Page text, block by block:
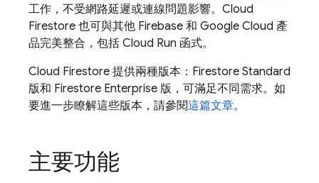
工作，不受網路延遲或連線問題影響。 Cloud
Firestore 也可與其他 Firebase 和 Google Cloud 產
品完美整合，包括 Cloud Run 函式。
Cloud Firestore 提供兩種版本：Firestore Standard
版和 Firestore Enterprise 版，可滿足不同需求。如
要進一步瞭解這些版本，請參閱這篇文章。
主要功能